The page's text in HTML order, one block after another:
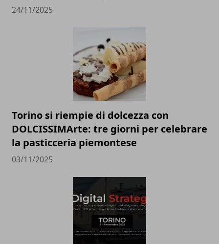
24/11/2025
Torino si riempie di dolcezza con
DOLCISSIMArte: tre giorni per celebrare
la pasticceria piemontese
03/11/2025